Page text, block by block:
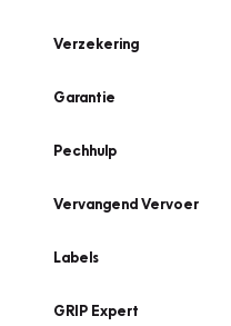
Verzekering
Garantie
Pechhulp
Vervangend Vervoer
Labels
GRIP Expert